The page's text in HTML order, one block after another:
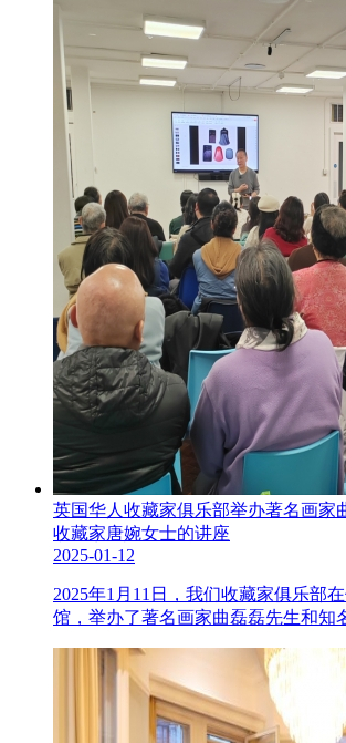
英国华人收藏家俱乐部举办著名画家
收藏家唐婉女士的讲座
2025-01-12
2025年1月11日，我们收藏家俱乐部
馆，举办了著名画家曲磊磊先生和知